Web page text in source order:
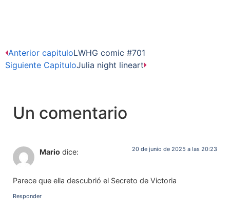
Anterior capituloLWHG comic #701
Siguiente CapituloJulia night lineart
Un comentario
Mario dice: 20 de junio de 2025 a las 20:23
Parece que ella descubrió el Secreto de Victoria
Responder